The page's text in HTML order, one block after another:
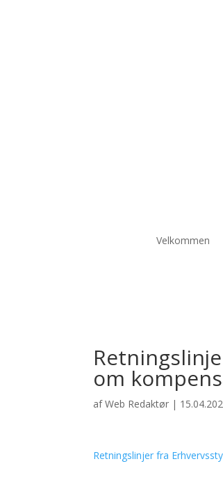
Velkommen
om
afWeb Redaktør |
Retningslinjer fra